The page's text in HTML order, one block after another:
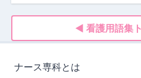
◀ 看護用語集
ナース専科とは